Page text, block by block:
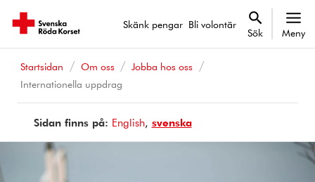
Skänk pengar Bli volontär
Sök Meny
Startsidan Om oss
Jobba hos oss
Internationella uppdrag
Sidan finns på: Page
English Sidan
svenska